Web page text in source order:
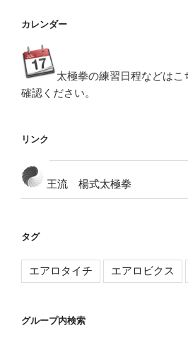
カレンダー
太極拳の練習日程などは
確認ください。
リンク
王流 楊式太極拳
タグ
エアロタイチ エアロビクス
グループ内検索